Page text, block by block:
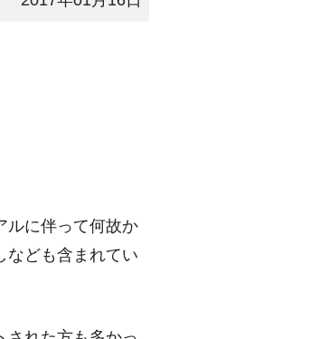
ルに伴って何故か
なども含まれてい